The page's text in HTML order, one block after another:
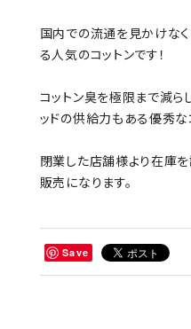
国内での流通を見かけな
る人気のコットンです！
コットン臭を極限まで減ら
ッドの供給力もある優秀な
閉業した店舗様より在庫
販売になります。
Save